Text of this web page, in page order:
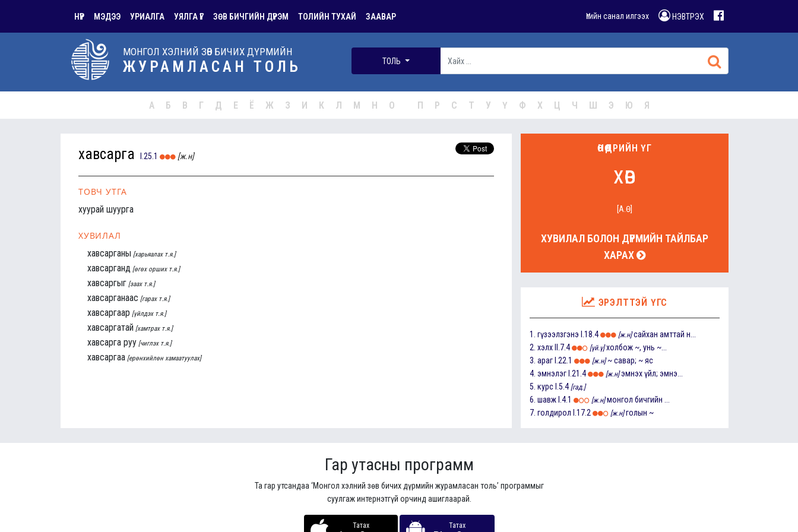
НҮҮР МЭДЭЭ УРИАЛГА УЯЛГА ҮГ ЗӨВ БИЧГИЙН ДҮРЭМ ТОЛИЙН ТУХАЙ ЗААВАР Үгийн санал илгээх НЭВТРЭХ
МОНГОЛ ХЭЛНИЙ ЗӨВ БИЧИХ ДҮРМИЙН
ЖУРАМЛАСАН ТОЛЬ ТОЛЬ
А Б В Г Д Е Ё Ж З И К Л М Н О П Р С Т У Ү Ф Х Ц Ч Ш Э Ю Я
хавсарга I.25.1 [ж.н]
ТОВЧ УТГА
хуурай шуурга
ХУВИЛАЛ
хавсарганы [харьяалах т.я.]
хавсарганд [өгөх орших т.я.]
хавсаргыг [заах т.я.]
хавсарганаас [гарах т.я.]
хавсаргаар [үйлдэх т.я.]
хавсаргатай [хамтрах т.я.]
хавсарга руу [чиглэх т.я.]
хавсаргаа [ерөнхийлөн хамаатуулах]
ӨНӨӨДРИЙН ҮГ
хөв
[А.Ө]
ХУВИЛАЛ БОЛОН ДҮРМИЙН ТАЙЛБАР
ХАРАХ
ЭРЭЛТТЭЙ ҮГС
1. гүзээлзгэнэ I.18.4 [ж.н] сайхан амттай н...
2. хэлх II.7.4 [үй.ү] холбож ~, унь ~...
3. араг I.22.1 [ж.н] ~ савар; ~ яс
4. эмнэлэг I.21.4 [ж.н] эмнэх үйл; эмнэ...
5. курс I.5.4 [гад.]
6. шавж I.4.1 [ж.н] монгол бичгийн ...
7. голдирол I.17.2 [ж.н] голын ~
Гар утасны программ
Та гар утсандаа ‘Монгол хэлний зөв бичих дүрмийн журамласан толь’ программыг
суулгаж интернэтгүй орчинд ашиглаарай.
Татах Татах